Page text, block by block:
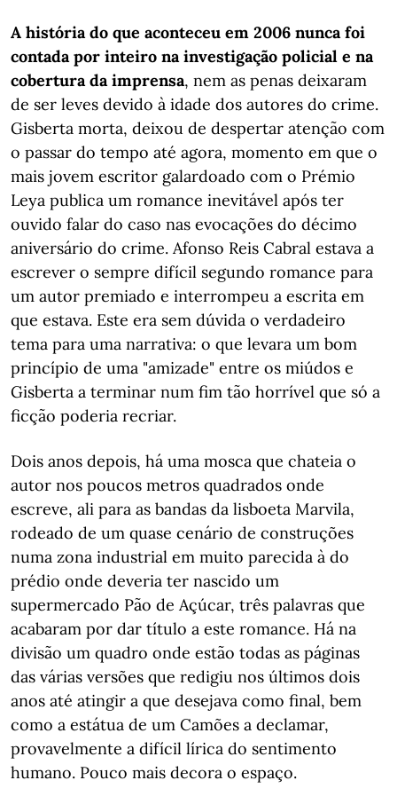
A história do que aconteceu em 2006 nunca foi
contada por inteiro na investigação policial e na
cobertura da imprensa, nem as penas deixaram
de ser leves devido à idade dos autores do crime.
Gisberta morta, deixou de despertar atenção com
o passar do tempo até agora, momento em que o
mais jovem escritor galardoado com o Prémio
Leya publica um romance inevitável após ter
ouvido falar do caso nas evocações do décimo
aniversário do crime. Afonso Reis Cabral estava a
escrever o sempre difícil segundo romance para
um autor premiado e interrompeu a escrita em
que estava. Este era sem dúvida o verdadeiro
tema para uma narrativa: o que levara um bom
princípio de uma "amizade" entre os miúdos e
Gisberta a terminar num fim tão horrível que só a
ficção poderia recriar.
Dois anos depois, há uma mosca que chateia o
autor nos poucos metros quadrados onde
escreve, ali para as bandas da lisboeta Marvila,
rodeado de um quase cenário de construções
numa zona industrial em muito parecida à do
prédio onde deveria ter nascido um
supermercado Pão de Açúcar, três palavras que
acabaram por dar título a este romance. Há na
divisão um quadro onde estão todas as páginas
das várias versões que redigiu nos últimos dois
anos até atingir a que desejava como final, bem
como a estátua de um Camões a declamar,
provavelmente a difícil lírica do sentimento
humano. Pouco mais decora o espaço.